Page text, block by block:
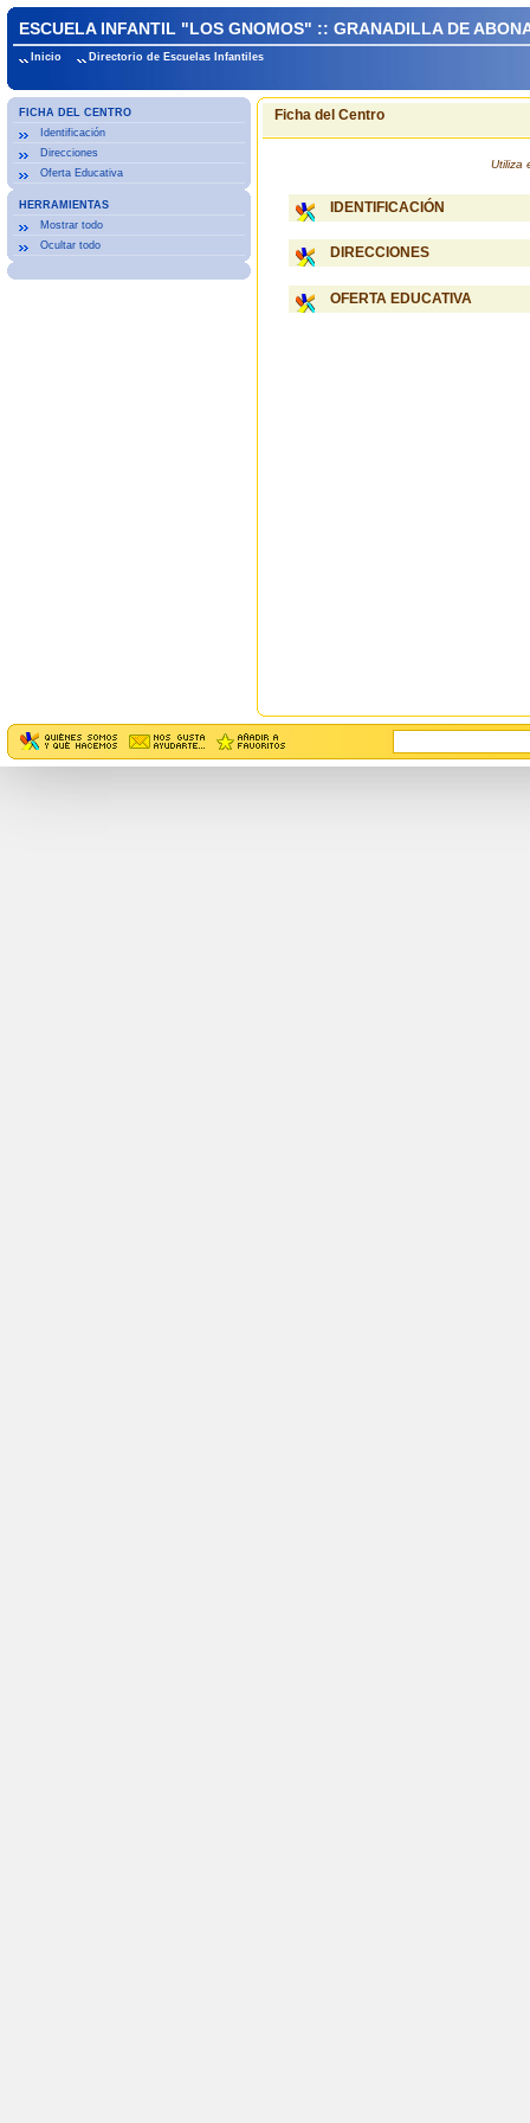
ESCUELA INFANTIL "LOS GNOMOS" :: GRANADILLA DE
Inicio Directorio de Escuelas Infantiles
FICHA DEL CENTRO
Identificación
Direcciones
Oferta Educativa
HERRAMIENTAS
Mostrar todo
Ocultar todo
Ficha del Centro
Utiliza
IDENTIFICACIÓN
DIRECCIONES
OFERTA EDUCATIVA